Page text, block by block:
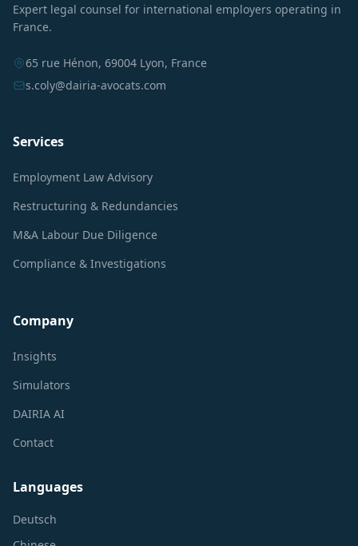
Expert legal counsel for international employers operating in
France.
65 rue Hénon, 69004 Lyon, France
s.coly@dairia-avocats.com
Services
Employment Law Advisory
Restructuring & Redundancies
M&A Labour Due Diligence
Compliance & Investigations
Company
Insights
Simulators
DAIRIA AI
Contact
Languages
Deutsch